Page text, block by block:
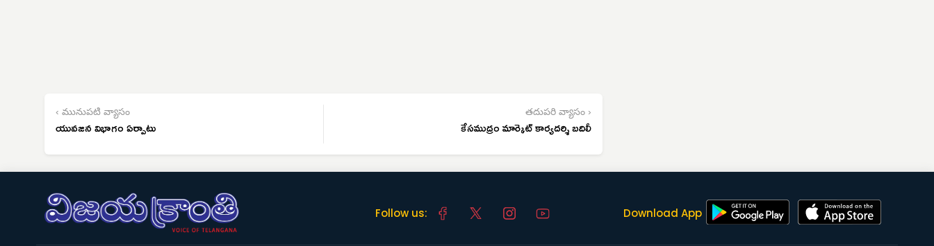
‹ మునుపటి వ్యాసం
యువజన విభాగం ఏర్పాటు
తదుపరి వ్యాసం ›
కేసముద్రం మార్కెట్ కార్యదర్శి బదిలీ
Follow us: Download App